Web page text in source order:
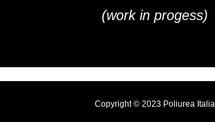
(work in progess)
Copyright ©️ 2023 Poliurea Italia